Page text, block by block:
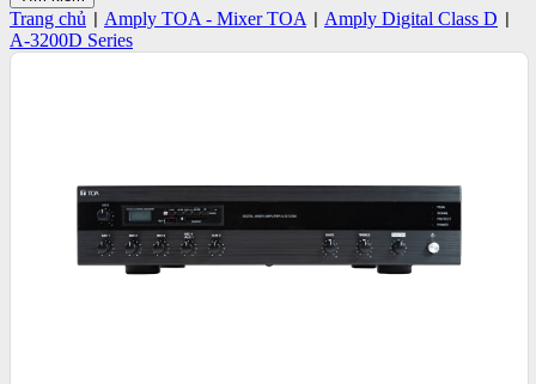
Trang chủ Amply TOA - Mixer TOA Amply Digital Class D
A-3200D Series